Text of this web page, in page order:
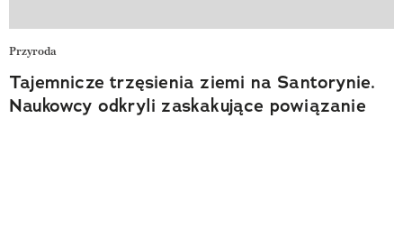
Przyroda
Tajemnicze trzęsienia ziemi na Santorynie.
Naukowcy odkryli zaskakujące powiązanie